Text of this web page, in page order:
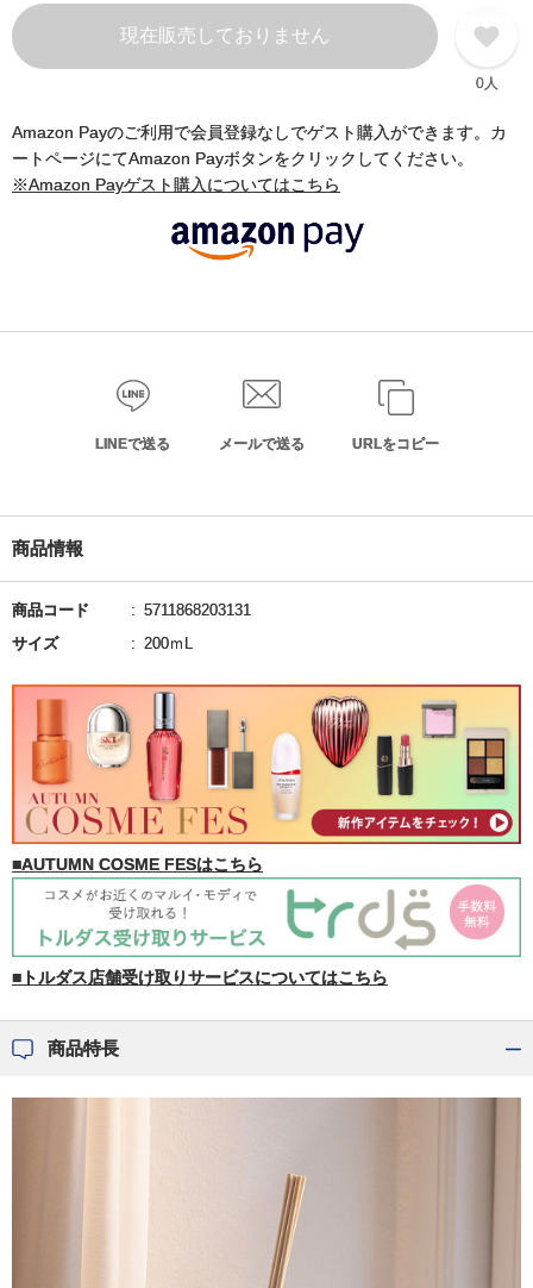
現在販売しておりません
0人
Amazon Payのご利用で会員登録なしでゲスト購入ができます。カ
ートページにてAmazon Payボタンをクリックしてください。
※Amazon Payゲスト購入についてはこちら
LINEで送る メールで送る URLをコピー
商品情報
商品コード
5711868203131
サイズ
200ｍL
■AUTUMN COSME FESはこちら
■トルダス店舗受け取りサービスについてはこちら
商品特長